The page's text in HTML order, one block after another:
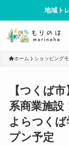
地域ト
ホーム ショッピング
【つくば
系商業施設
よらつくば
プン予定